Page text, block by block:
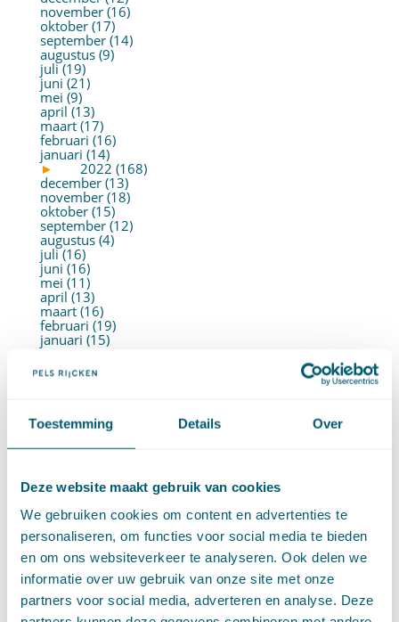
Toestemming Details Over
Deze website maakt gebruik van cookies
We gebruiken cookies om content en advertenties te
personaliseren, om functies voor social media te bieden
en om ons websiteverkeer te analyseren. Ook delen we
informatie over uw gebruik van onze site met onze
partners voor social media, adverteren en analyse. Deze
november (16)
oktober (17)
september (14)
augustus (9)
juli (19)
juni (21)
mei (9)
april (13)
maart (17)
februari (16)
januari (14)
►
2022 (168)
december (13)
november (18)
oktober (15)
september (12)
augustus (4)
juli (16)
juni (16)
mei (11)
april (13)
maart (16)
februari (19)
januari (15)
►
december (15)
november (9)
augustus (7)
juni (14)
april (11)
maart (14)
februari (11)
januari (15)
►
2020 (154)
december (6)
november (14)
oktober (14)
september (8)
augustus (2)